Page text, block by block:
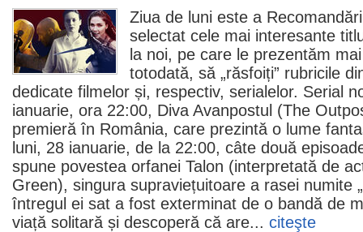
Ziua de luni este a
selectat cele mai interesante
la noi, pe care le prezentăm
totodată, să „răsfoiți” rubricile
dedicate filmelor și, respectiv, serialelor. Serial
ianuarie, ora 22:00, Diva Avanpostul (The
premieră în România, care prezintă o lume
luni, 28 ianuarie, de la 22:00, câte două
spune povestea orfanei Talon (interpretată de
Green), singura supraviețuitoare a rasei numite
întregul ei sat a fost exterminat de o bandă de
viață solitară și descoperă că are... citeşte